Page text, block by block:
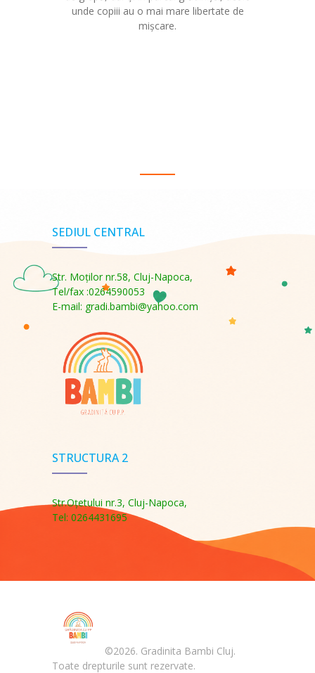
unde copiii au o mai mare libertate de
mișcare.
SEDIUL CENTRAL
Str. Moţilor nr.58, Cluj-Napoca,
Tel/fax :0264590053
E-mail: gradi.bambi@yahoo.com
STRUCTURA 2
Str.Oţetului nr.3, Cluj-Napoca,
Tel: 0264431695
©2026. Gradinita Bambi Cluj.
Toate drepturile sunt rezervate.